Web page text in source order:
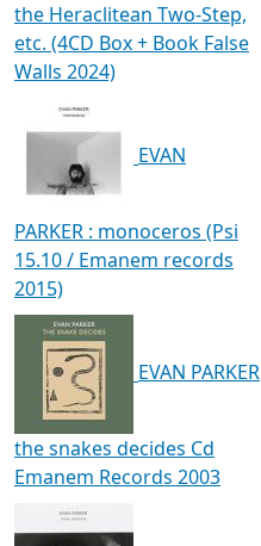
the Heraclitean Two-Step,
etc. (4CD Box + Book False
Walls 2024)
EVAN
PARKER : monoceros (Psi
15.10 / Emanem records
2015)
EVAN PARKER
the snakes decides Cd
Emanem Records 2003